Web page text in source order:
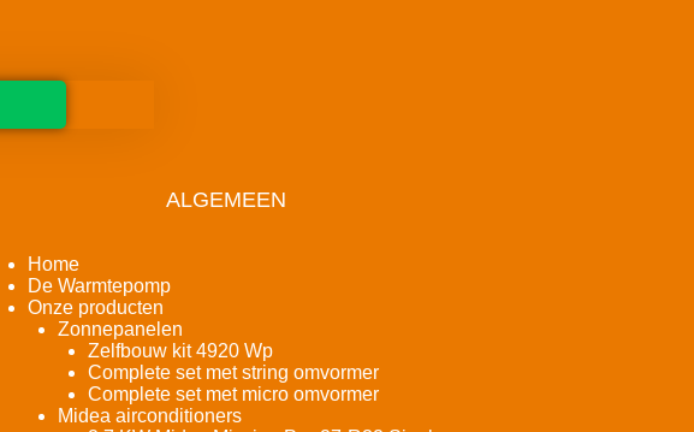
ALGEMEEN
Home
De Warmtepomp
Onze producten
Zonnepanelen
Zelfbouw kit 4920 Wp
Complete set met string omvormer
Complete set met micro omvormer
Midea airconditioners